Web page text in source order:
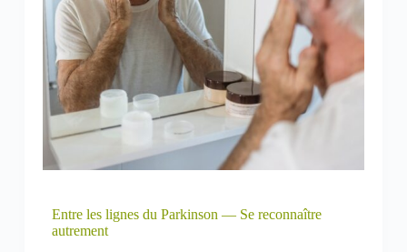
Entre les lignes du Parkinson — Se reconnaître
autrement